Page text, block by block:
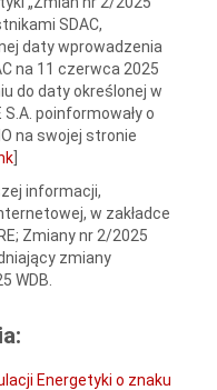
SDAC,
daty wprowadzenia
na 11 czerwca 2025
do daty określonej w
poinformowały o
na swojej stronie
informacji,
w zakładce
Zmiany nr 2/2025
zmiany
WDB.
Energetyki o znaku